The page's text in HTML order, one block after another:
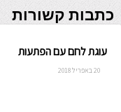
כתבות קשורות
עוגת לחם עם הפתעות
20 באפריל 2018